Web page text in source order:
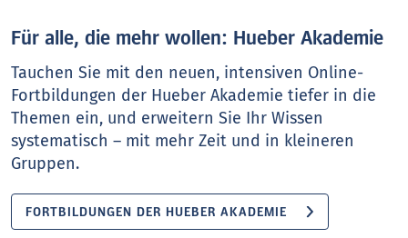
Für alle, die mehr wollen: Hueber Akademie
Tauchen Sie mit den neuen, intensiven Online-
Fortbildungen der Hueber Akademie tiefer in die
Themen ein, und erweitern Sie Ihr Wissen
systematisch – mit mehr Zeit und in kleineren
Gruppen.
FORTBILDUNGEN DER HUEBER AKADEMIE